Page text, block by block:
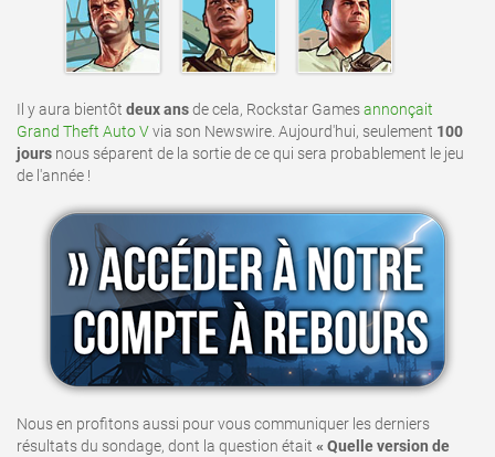
Il y aura bientôt deux ansde cela, Rockstar Gamesannonçait
Grand Theft Auto Vvia son Newswire. Aujourd'hui, seulement 100
jours nous séparent de la sortie de ce qui sera probablement le jeu
de l'année !
Nous en profitons aussi pour vous communiquer les derniers
résultats du sondage, dont la question était « Quelle version de